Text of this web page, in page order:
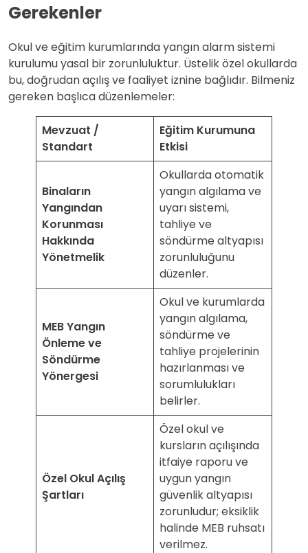
Gerekenler
Okul ve eğitim kurumlarında yangın alarm sistemi
kurulumu yasal bir zorunluluktur. Üstelik özel okullarda
bu, doğrudan açılış ve faaliyet iznine bağlıdır. Bilmeniz
gereken başlıca düzenlemeler:
Mevzuat /
Standart
Eğitim Kurumuna
Etkisi
Binaların
Yangından
Korunması
Hakkında
Yönetmelik
Okullarda otomatik
yangın algılama ve
uyarı sistemi,
tahliye ve
söndürme altyapısı
zorunluluğunu
düzenler.
MEB Yangın
Önleme ve
Söndürme
Yönergesi
Okul ve kurumlarda
yangın algılama,
söndürme ve
tahliye projelerinin
hazırlanması ve
sorumlulukları
belirler.
Özel Okul Açılış
Şartları
Özel okul ve
kursların açılışında
itfaiye raporu ve
uygun yangın
güvenlik altyapısı
zorunludur; eksiklik
halinde MEB ruhsatı
verilmez.